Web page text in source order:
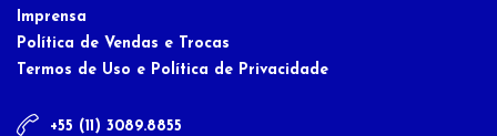
Imprensa
Política de Vendas e Trocas
Termos de Uso e Política de Privacidade
+55 (11) 3089.8855